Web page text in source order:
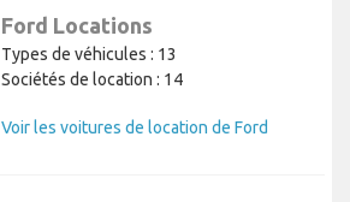
Ford Locations
Types de véhicules : 13
Sociétés de location : 14
Voir les voitures de location de Ford